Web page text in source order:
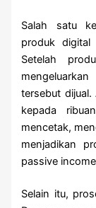
Salah satu
produk digital
Setelah
tersebut
kepada
mencetak,
menjadikan
passive
Selain itu,